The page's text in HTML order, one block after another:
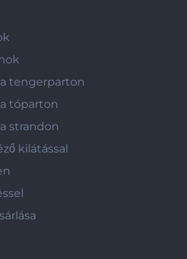
tengerparton
tóparton
strandon
kilátással